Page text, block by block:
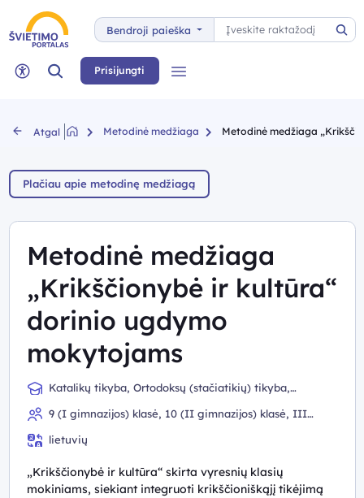
Bendroji paieška
Paieška
Neįgaliųjų rėžimas
Paieška Prisijungti
Atgal Metodinė medžiaga Metodinė medžiaga
Plačiau apie metodinę medžiagą
Metodinė medžiaga
„Krikščionybė ir kultūra“
dorinio ugdymo
mokytojams
Katalikų tikyba, Ortodoksų (stačiatikių) tikyba,
9 (I gimnazijos) klasė, 10 (II gimnazijos) klasė, III
lietuvių
„Krikščionybė ir kultūra“ skirta vyresnių klasių
mokiniams, siekiant integruoti krikščioniškąjį tikėjimą